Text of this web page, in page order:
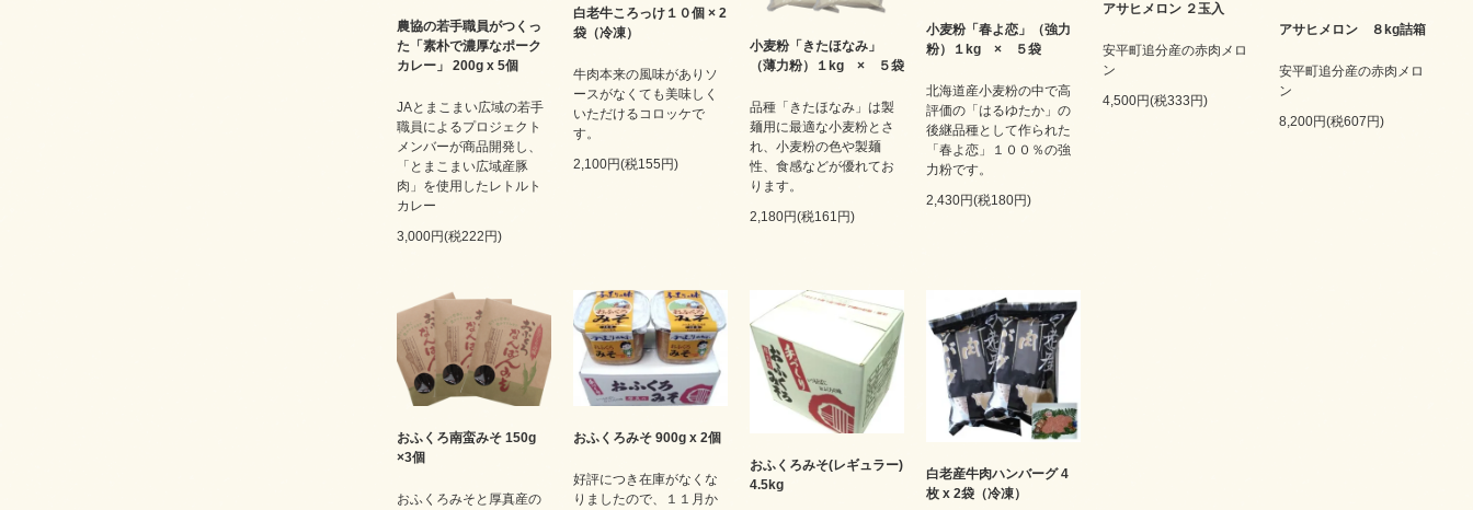
農協の若手職員がつくっ
た「素朴で濃厚なポーク
カレー」 200g x 5個
JAとまこまい広域の若手
職員によるプロジェクト
メンバーが商品開発し、
「とまこまい広域産豚
肉」を使用したレトルト
カレー
3,000円(税222円)
白老牛ころっけ１０個 × 2
袋（冷凍）
牛肉本来の風味がありソ
ースがなくても美味しく
いただけるコロッケで
す。
2,100円(税155円)
小麦粉「きたほなみ」
（薄力粉）１kg × ５袋
品種「きたほなみ」は製
麺用に最適な小麦粉とさ
れ、小麦粉の色や製麺
性、食感などが優れてお
ります。
2,180円(税161円)
小麦粉「春よ恋」（強力
粉）１kg × ５袋
北海道産小麦粉の中で高
評価の「はるゆたか」の
後継品種として作られた
「春よ恋」１００％の強
力粉です。
2,430円(税180円)
アサヒメロン ２玉入
安平町追分産の赤肉メロ
ン
4,500円(税333円)
アサヒメロン ８kg詰箱
安平町追分産の赤肉メロ
ン
8,200円(税607円)
おふくろ南蛮みそ 150g
×3個
おふくろみそと厚真産の
おふくろみそ 900g x 2個
好評につき在庫がなくな
りましたので、１１月か
おふくろみそ(レギュラー)
4.5kg
白老産牛肉ハンバーグ 4
枚 x 2袋（冷凍）